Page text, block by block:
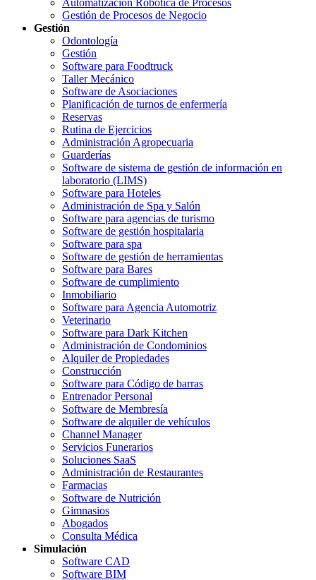
Automatización Robótica de Procesos
Gestión de Procesos de Negocio
Gestión
Odontología
Gestión
Software para Foodtruck
Taller Mecánico
Software de Asociaciones
Planificación de turnos de enfermería
Reservas
Rutina de Ejercicios
Administración Agropecuaria
Guarderías
Software de sistema de gestión de información en
laboratorio (LIMS)
Software para Hoteles
Administración de Spa y Salón
Software para agencias de turismo
Software de gestión hospitalaria
Software para spa
Software de gestión de herramientas
Software para Bares
Software de cumplimiento
Inmobiliario
Software para Agencia Automotriz
Veterinario
Software para Dark Kitchen
Administración de Condominios
Alquiler de Propiedades
Construcción
Software para Código de barras
Entrenador Personal
Software de Membresía
Software de alquiler de vehículos
Channel Manager
Servicios Funerarios
Soluciones SaaS
Administración de Restaurantes
Farmacias
Software de Nutrición
Gimnasios
Abogados
Consulta Médica
Simulación
Software CAD
Software BIM